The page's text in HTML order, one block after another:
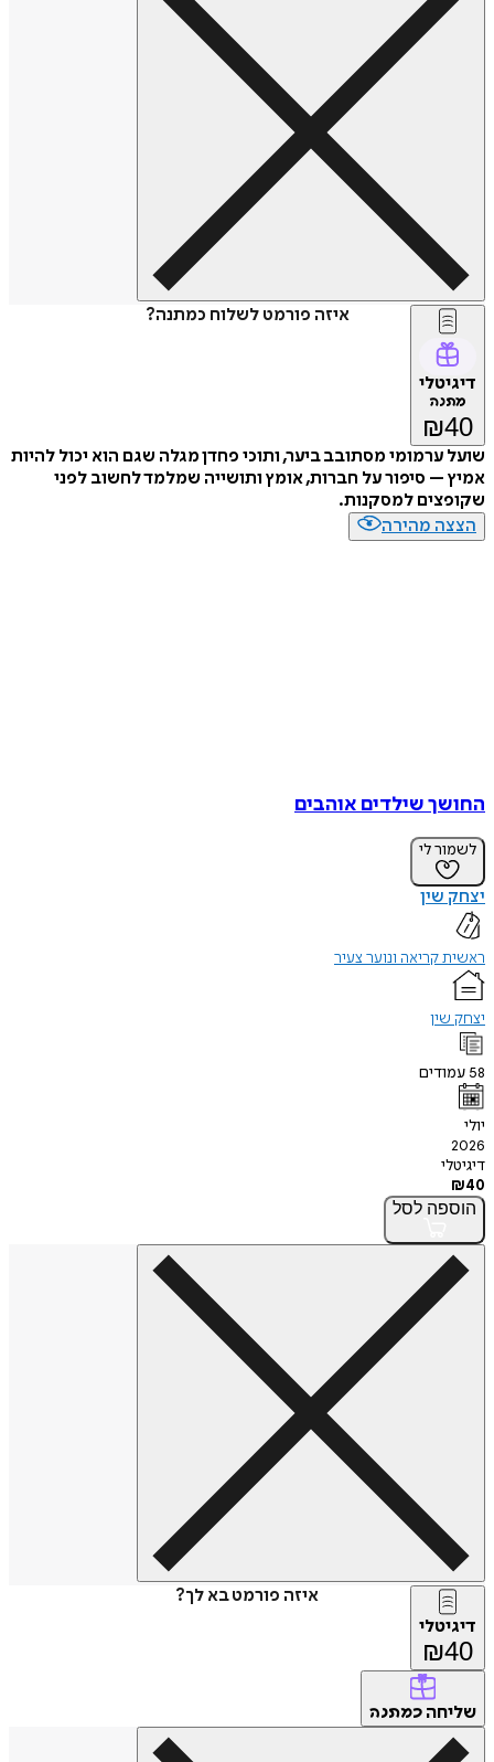
איזה פורמט לשלוח כמתנה?
דיגיטלי
מתנה
₪40
שועל ערמומי מסתובב ביער, ותוכי פחדן מגלה שגם הוא יכול להיות
אמיץ – סיפור על חברות, אומץ ותושייה שמלמד לחשוב לפני
שקופצים למסקנות.
הצצה מהירה
החושך שילדים אוהבים
לשמור לי
יצחק שין
ראשית קריאה ונוער צעיר
יצחק שין
58 עמודים
יולי
2026
דיגיטלי
₪40
הוספה לסל
איזה פורמט בא לך?
דיגיטלי
₪40
שליחה כמתנה